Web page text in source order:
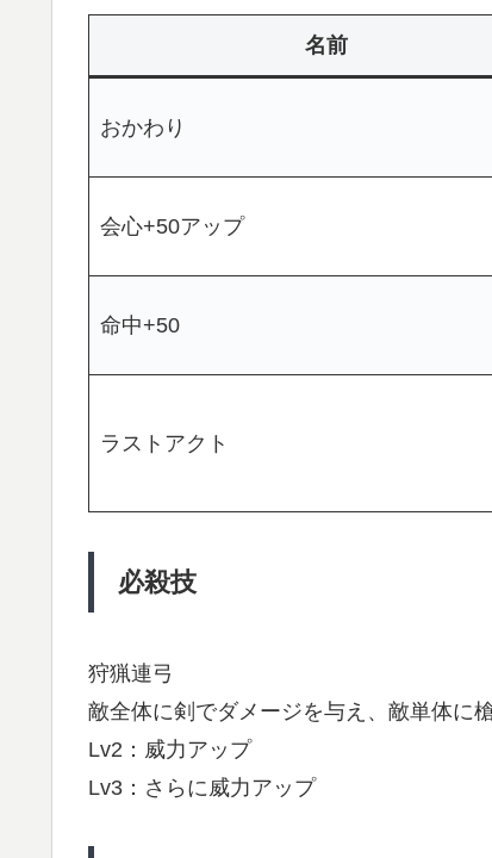
名前
おかわり
会心+50アップ
命中+50
ラストアクト
必殺技
狩猟連弓
敵全体に剣でダメージを与え、敵単体に
Lv2：威力アップ
Lv3：さらに威力アップ